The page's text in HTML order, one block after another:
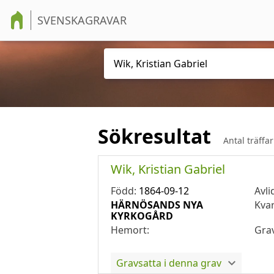
SVENSKAGRAVAR
Sökresultat Antal
Wik, Kristian Gabriel
Född: 1864-09-12
HÄRNÖSANDS NYA
KYRKOGÅRD
Hemort:
Gravsatta i denna grav